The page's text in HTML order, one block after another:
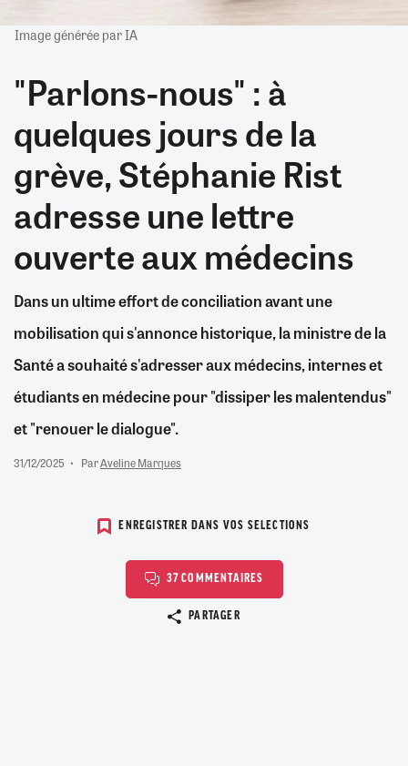
Image générée par IA
"Parlons-nous" : à
quelques jours de la
grève, Stéphanie Rist
adresse une lettre
ouverte aux médecins
Dans un ultime effort de conciliation avant une
mobilisation qui s'annonce historique, la ministre de la
Santé a souhaité s'adresser aux médecins, internes et
étudiants en médecine pour "dissiper les malentendus"
et "renouer le dialogue".
31/12/2025 ParAveline Marques
ENREGISTRER DANS VOS SELECTIONS
37 COMMENTAIRES
PARTAGER